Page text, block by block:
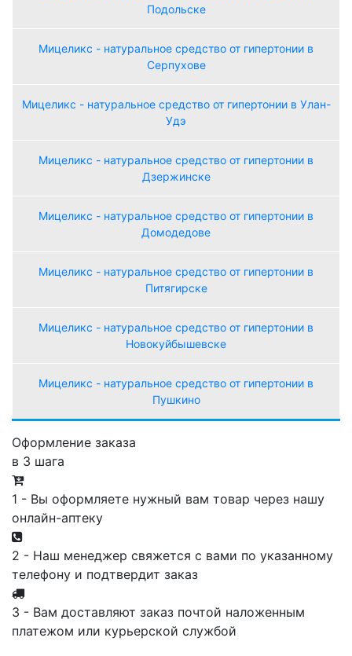
Подольске
Мицеликс - натуральное средство от гипертонии в
Серпухове
Мицеликс - натуральное средство от гипертонии в Улан-
Удэ
Мицеликс - натуральное средство от гипертонии в
Дзержинске
Мицеликс - натуральное средство от гипертонии в
Домодедове
Мицеликс - натуральное средство от гипертонии в
Питягирске
Мицеликс - натуральное средство от гипертонии в
Новокуйбышевске
Мицеликс - натуральное средство от гипертонии в
Пушкино
Оформление заказа
в 3 шага
1 - Вы оформляете нужный вам товар через нашу
онлайн-аптеку
2 - Наш менеджер свяжется с вами по указанному
телефону и подтвердит заказ
3 - Вам доставляют заказ почтой наложенным
платежом или курьерской службой